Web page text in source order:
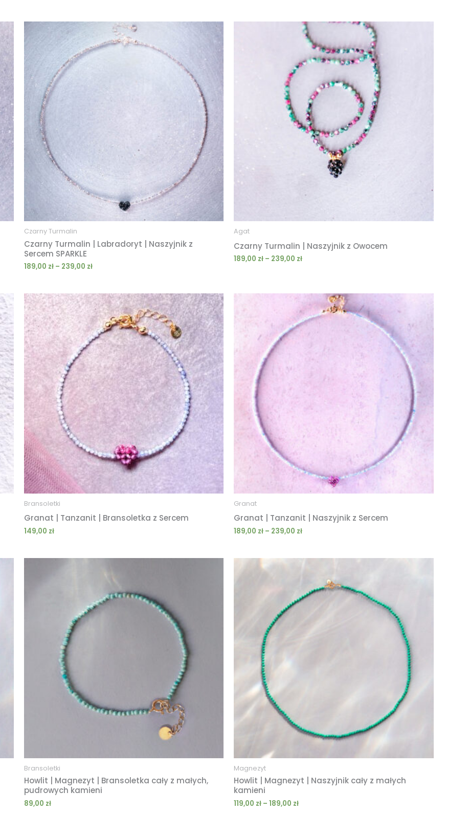
Czarny Turmalin
Czarny Turmalin | Labradoryt | Naszyjnik z
Sercem SPARKLE
189,00 zł – 239,00 zł
Zakres
od
189,00 zł
Agat
Czarny Turmalin | Naszyjnik z Owocem
189,00 zł – 239,00 zł
Zakres
cen:
od
189,00 zł
do
239,00 zł
Bransoletki
Granat | Tanzanit | Bransoletka z Sercem
149,00 zł
Granat
Granat | Tanzanit | Naszyjnik z Sercem
189,00 zł – 239,00 zł
cen:
od
189,00 zł
Bransoletki
Howlit | Magnezyt | Bransoletka cały z małych,
pudrowych kamieni
89,00 zł
Magnezyt
Howlit | Magnezyt | Naszyjnik cały z małych
kamieni
119,00 zł – 189,00 zł
119,00 zł
do
189,00 zł